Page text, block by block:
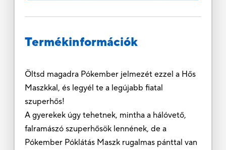
Termékinformációk
Öltsd magadra Pókember jelmezét ezzel a Hős
Maszkkal, és legyél te a legújabb fiatal
szuperhős!
A gyerekek úgy tehetnek, mintha a hálóvető,
falramászó szuperhősök lennének, de a
Pókember Póklátás Maszk rugalmas pánttal van